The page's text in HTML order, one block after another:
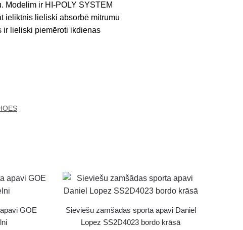
Modelim ir HI-POLY SYSTEM
ieliktnis lieliski absorbē mitrumu
ir lieliski piemēroti ikdienas
GOE
Sieviešu zamšādas sporta apavi Daniel
Lopez SS2D4023 bordo krāsā